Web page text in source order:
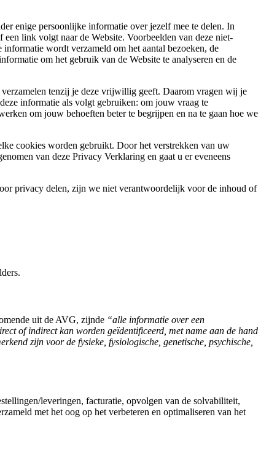
enige persoonlijke informatie over jezelf mee te delen. In
link volgt naar de Website. Voorbeelden van deze niet-
wordt verzameld om het aantal bezoeken, de
om het gebruik van de Website te analyseren en de
tenzij je deze vrijwillig geeft. Daarom vragen wij je
informatie als volgt gebruiken: om jouw vraag te
om jouw behoeften beter te begrijpen en na te gaan hoe we
cookies worden gebruikt. Door het verstrekken van uw
van deze Privacy Verklaring en gaat u er eveneens
privacy delen, zijn we niet verantwoordelijk voor de inhoud of
uit de AVG, zijnde “alle informatie over een
of indirect kan worden geïdentificeerd, met name aan de hand
zijn voor de fysieke, fysiologische, genetische, psychische,
leveringen, facturatie, opvolgen van de solvabiliteit,
met het oog op het verbeteren en optimaliseren van het